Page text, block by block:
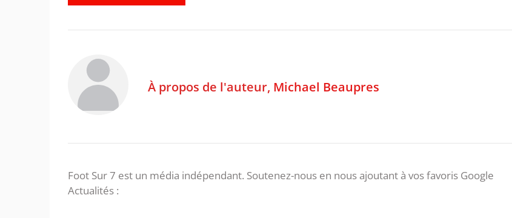
À propos de l'auteur, Michael Beaupres
Foot Sur 7 est un média indépendant. Soutenez-nous en nous ajoutant à vos favoris Google
Actualités :